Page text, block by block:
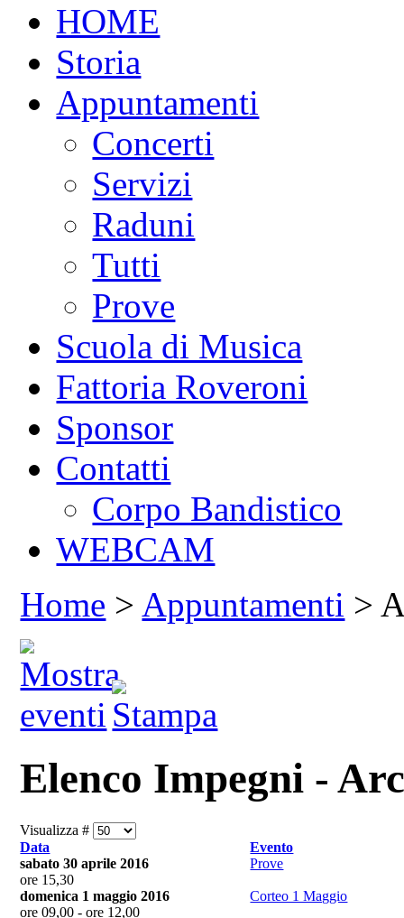
HOME
Storia
Appuntamenti
Concerti
Servizi
Raduni
Tutti
Prove
Scuola di Musica
Fattoria Roveroni
Sponsor
Contatti
Corpo Bandistico
WEBCAM
Home > Appuntamenti >
Elenco Impegni -
Visualizza #
Data
Evento
sabato 30 aprile 2016
ore 15,30
Prove
domenica 1 maggio 2016
ore 09,00 - ore 12,00
Corteo 1 Maggio